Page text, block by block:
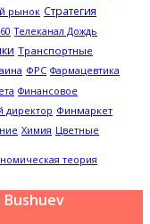
рынок Стратегия
Телеканал Дождь
Транспортные
ФРС Фармацевтика
Финансовое
директор Финмаркет
Химия Цветные
теория